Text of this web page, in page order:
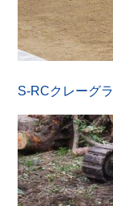
S-RCクレーグ